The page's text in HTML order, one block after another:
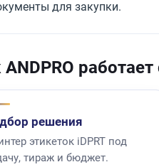
для закупки.
ANDPRO
решения
этикеток iDPRT под
тираж и бюджет.